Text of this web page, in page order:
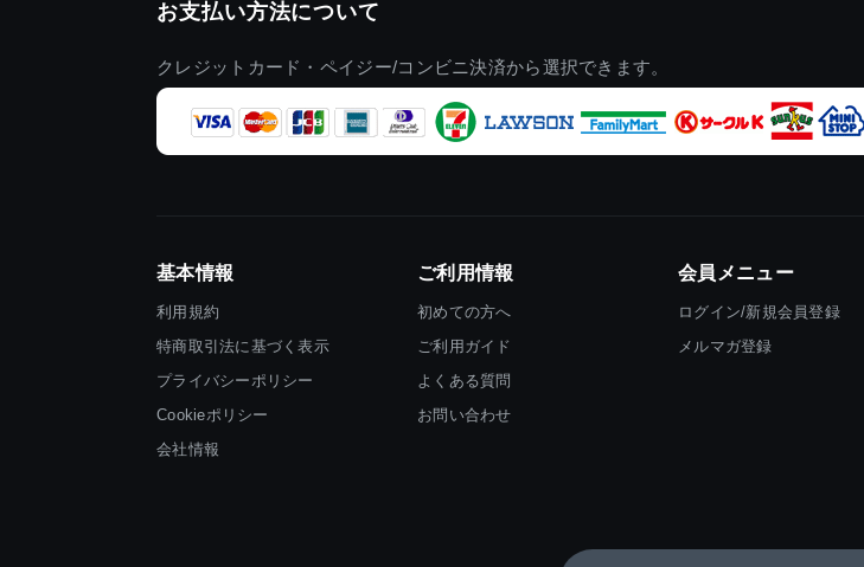
お支払い方法について
クレジットカード・ペイジー/コンビニ決済から選択できます。
基本情報
利用規約
特商取引法に基づく表示
プライバシーポリシー
Cookieポリシー
会社情報
ご利用情報
初めての方へ
ご利用ガイド
よくある質問
お問い合わせ
会員メニュー
ログイン/新規会員登録
メルマガ登録